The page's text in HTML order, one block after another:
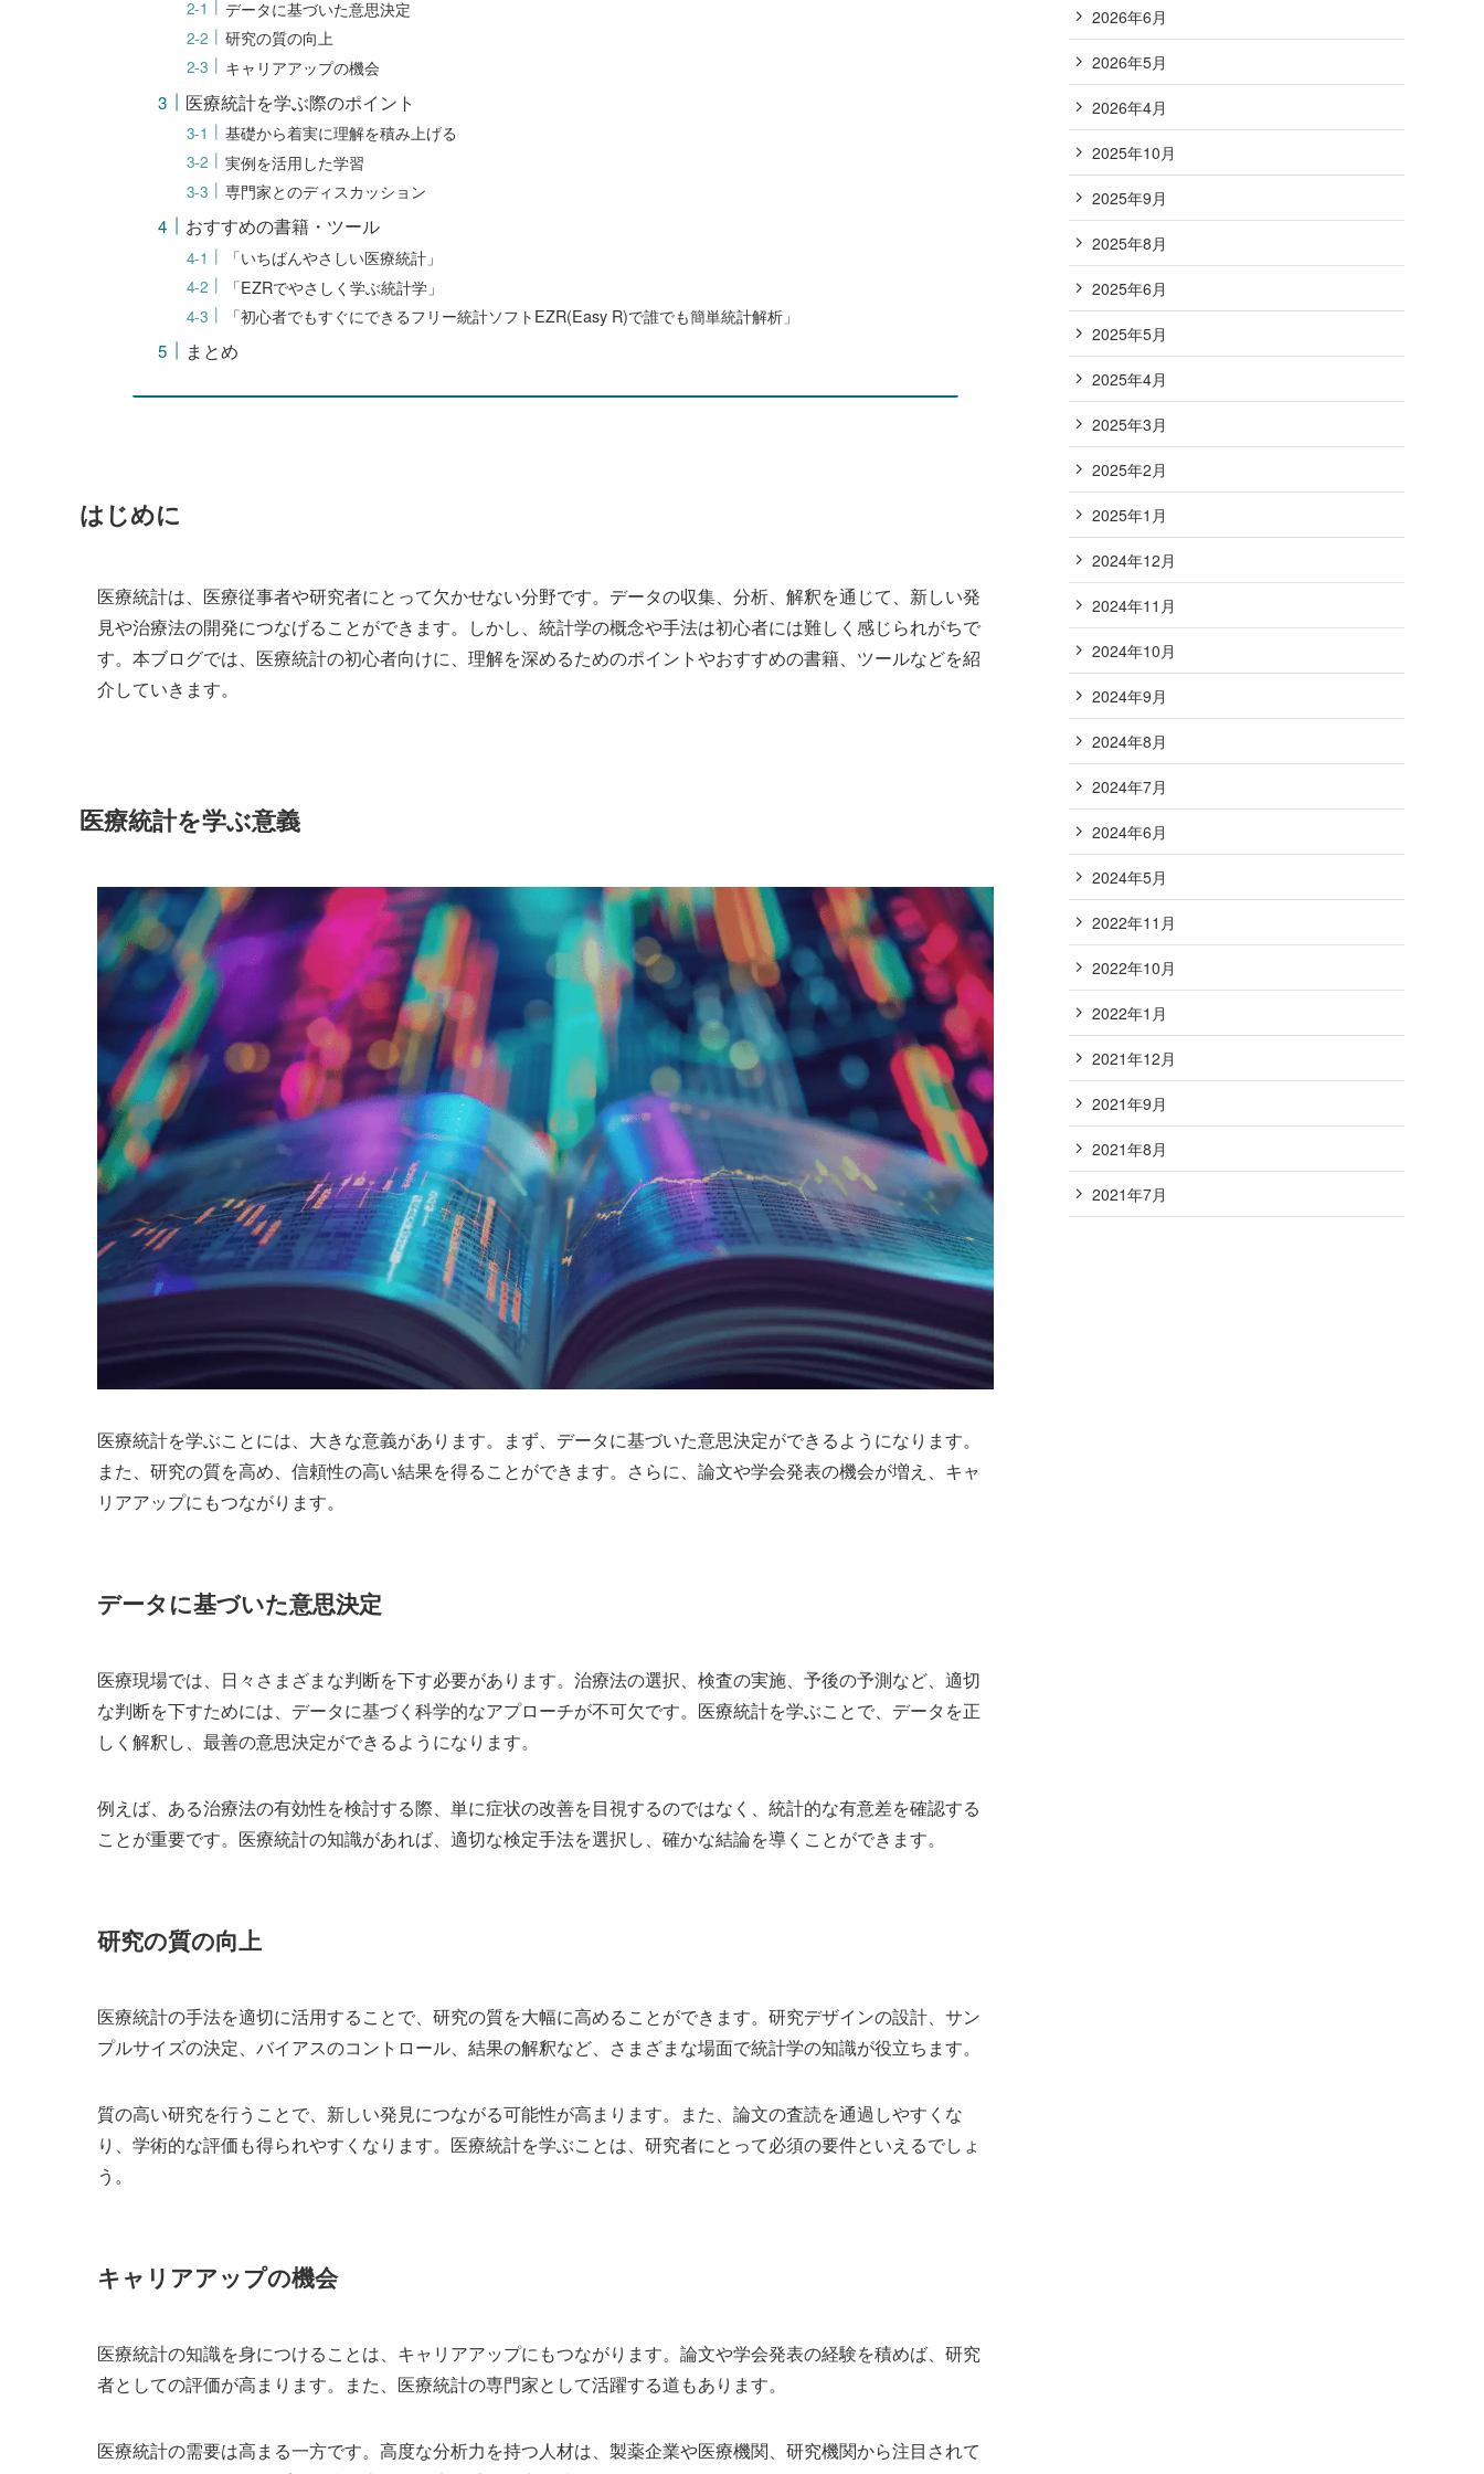
データに基づいた意思決定
研究の質の向上
キャリアアップの機会
医療統計を学ぶ際のポイント
基礎から着実に理解を積み上げる
実例を活用した学習
専門家とのディスカッション
おすすめの書籍・ツール
「いちばんやさしい医療統計」
「EZRでやさしく学ぶ統計学」
「初心者でもすぐにできるフリー統計ソフトEZR(Easy R)で誰でも簡単統計解析」
まとめ
はじめに
医療統計は、医療従事者や研究者にとって欠かせない分野です。データの収集、分析、解釈を通じて、新しい発
見や治療法の開発につなげることができます。しかし、統計学の概念や手法は初心者には難しく感じられがちで
す。本ブログでは、医療統計の初心者向けに、理解を深めるためのポイントやおすすめの書籍、ツールなどを紹
介していきます。
医療統計を学ぶ意義
医療統計を学ぶことには、大きな意義があります。まず、データに基づいた意思決定ができるようになります。
また、研究の質を高め、信頼性の高い結果を得ることができます。さらに、論文や学会発表の機会が増え、キャ
リアアップにもつながります。
データに基づいた意思決定
医療現場では、日々さまざまな判断を下す必要があります。治療法の選択、検査の実施、予後の予測など、適切
な判断を下すためには、データに基づく科学的なアプローチが不可欠です。医療統計を学ぶことで、データを正
しく解釈し、最善の意思決定ができるようになります。
例えば、ある治療法の有効性を検討する際、単に症状の改善を目視するのではなく、統計的な有意差を確認する
ことが重要です。医療統計の知識があれば、適切な検定手法を選択し、確かな結論を導くことができます。
研究の質の向上
医療統計の手法を適切に活用することで、研究の質を大幅に高めることができます。研究デザインの設計、サン
プルサイズの決定、バイアスのコントロール、結果の解釈など、さまざまな場面で統計学の知識が役立ちます。
質の高い研究を行うことで、新しい発見につながる可能性が高まります。また、論文の査読を通過しやすくな
り、学術的な評価も得られやすくなります。医療統計を学ぶことは、研究者にとって必須の要件といえるでしょ
う。
キャリアアップの機会
医療統計の知識を身につけることは、キャリアアップにもつながります。論文や学会発表の経験を積めば、研究
者としての評価が高まります。また、医療統計の専門家として活躍する道もあります。
医療統計の需要は高まる一方です。高度な分析力を持つ人材は、製薬企業や医療機関、研究機関から注目されて
2026年6月
2026年5月
2026年4月
2025年10月
2025年9月
2025年8月
2025年6月
2025年5月
2025年4月
2025年3月
2025年2月
2025年1月
2024年12月
2024年11月
2024年10月
2024年9月
2024年8月
2024年7月
2024年6月
2024年5月
2022年11月
2022年10月
2022年1月
2021年12月
2021年9月
2021年8月
2021年7月